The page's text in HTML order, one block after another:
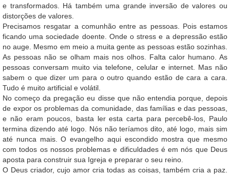
e transformados. Há também uma grande inversão de valores ou
distorções de valores.
Precisamos resgatar a comunhão entre as pessoas. Pois estamos
ficando uma sociedade doente. Onde o stress e a depressão estão
no auge. Mesmo em meio a muita gente as pessoas estão sozinhas.
As pessoas não se olham mais nos olhos. Falta calor humano. As
pessoas conversam muito via telefone, celular e internet. Mas não
sabem o que dizer um para o outro quando estão de cara a cara.
Tudo é muito artificial e volátil.
No começo da pregação eu disse que não entendia porque, depois
de expor os problemas da comunidade, das famílias e das pessoas,
e não eram poucos, basta ler esta carta para percebê-los, Paulo
termina dizendo até logo. Nós não teríamos dito, até logo, mais sim
até nunca mais. O evangelho aqui escondido mostra que mesmo
com todos os nossos problemas e dificuldades é em nós que Deus
aposta para construir sua Igreja e preparar o seu reino.
O Deus criador, cujo amor cria todas as coisas, também cria a paz.